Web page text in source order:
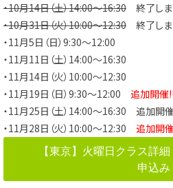
・10月14日（土）14:00～16:30 終了し
・10月31日（火）10:00～12:30 終了し
・11月5日（日）9:30～12:00
・11月11日（土）14:00～16:30
・11月14日（火）10:00～12:30
・11月19日（日）9:30～12:00 追加開催!!
・11月25日（土）14:00～16:30 追加開
・11月28日（火）10:00～12:30 追加開
【東京】火曜日クラス詳
申込み